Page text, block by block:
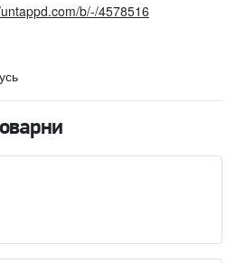
b/-/4578516